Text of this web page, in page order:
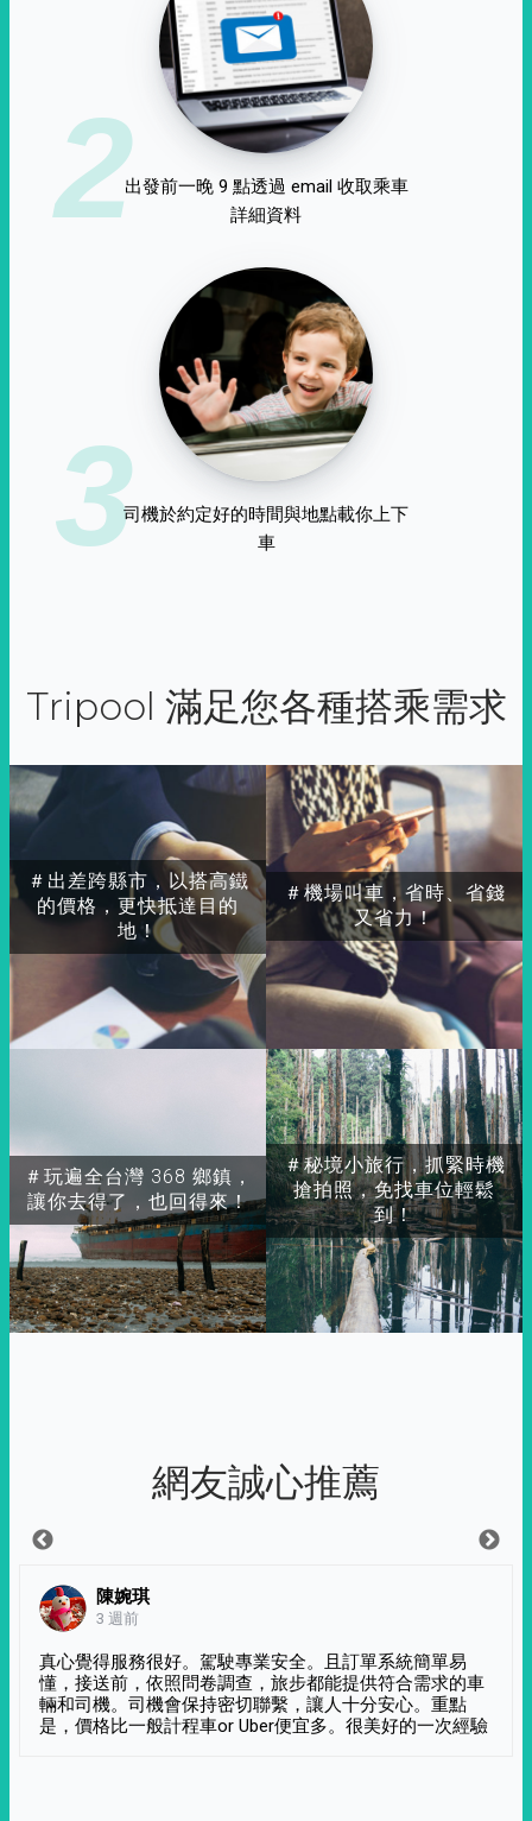
2出發前一晚 9 點透過 email 收取乘車
詳細資料
3司機於約定好的時間與地點載你上下
車
Tripool 滿足您各種搭乘需求
＃出差跨縣市，以搭高鐵
的價格，更快抵達目的
地！
＃玩遍全台灣 368 鄉鎮，
讓你去得了，也回得來！
＃秘境小旅行，抓緊時機
搶拍照，免找車位輕鬆
到！
＃機場叫車，省時、省錢
又省力！
網友誠心推薦
陳婉琪
3 週前
真心覺得服務很好。駕駛專業安全。且訂單系統簡單易
懂，接送前，依照問卷調查，旅步都能提供符合需求的車
輛和司機。司機會保持密切聯繫，讓人十分安心。重點
是，價格比一般計程車or Uber便宜多。很美好的一次經驗